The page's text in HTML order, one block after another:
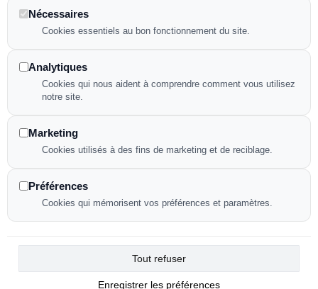
Nos confections
Mentions légales
Politique de confidentialité
NOUS CONTACTER
91230 Montgeron
Nécessaires
Cookies essentiels au bon fonctionnement du site.
Analytiques
Cookies qui nous aident à comprendre comment vous utilisez
notre site.
Marketing
Cookies utilisés à des fins de marketing et de reciblage.
Préférences
Cookies qui mémorisent vos préférences et paramètres.
Tout refuser
Enregistrer les préférences